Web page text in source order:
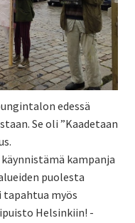
edessä
Se oli ”Kaadetaan
kampanja
puolesta
tapahtua myös
Helsinkiin! -